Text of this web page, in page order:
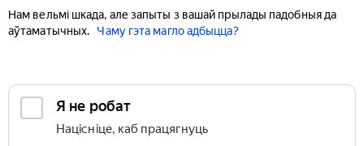
Нам вельмі шкада, але запыты з вашай прылады падобныя да
аўтаматычных.
Чаму гэта магло адбыцца?
Я не робат
Націсніце, каб працягнуць